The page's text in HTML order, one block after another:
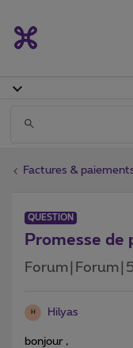
Factures &
QUESTION
Promesse de
H Hilyas
bonjour ,